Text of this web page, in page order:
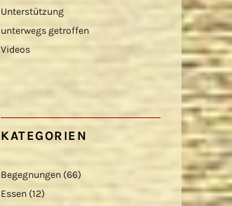
Unterstützung
unterwegs getroffen
Videos
KATEGORIEN
Begegnungen (66)
Essen (12)